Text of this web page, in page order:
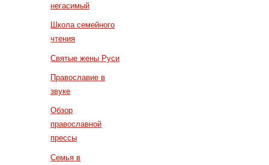
негасимый
Школа семейного
чтения
Святые жены Руси
Православие в
звуке
Обзор
православной
прессы
Семья в